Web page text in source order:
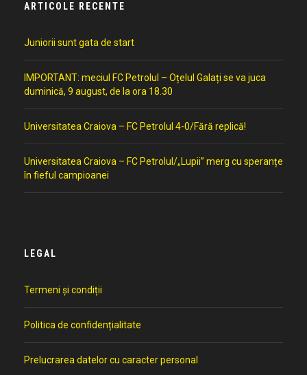
ARTICOLE RECENTE
Juniorii sunt gata de start
IMPORTANT: meciul FC Petrolul – Oțelul Galați se va juca
duminică, 9 august, de la ora 18.30
Universitatea Craiova – FC Petrolul 4-0/Fără replică!
Universitatea Craiova – FC Petrolul/„Lupii” merg cu speranțe
în fieful campioanei
LEGAL
Termeni și condiții
Politica de confidențialitate
Prelucrarea datelor cu caracter personal